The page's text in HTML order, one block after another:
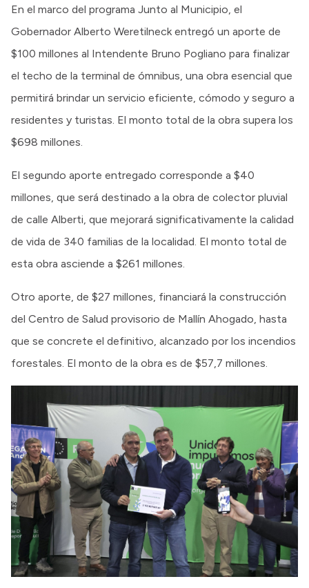
En el marco del programa Junto al Municipio, el
Gobernador Alberto Weretilneck entregó un aporte de
$100 millones al Intendente Bruno Pogliano para finalizar
el techo de la terminal de ómnibus, una obra esencial que
permitirá brindar un servicio eficiente, cómodo y seguro a
residentes y turistas. El monto total de la obra supera los
$698 millones.
El segundo aporte entregado corresponde a $40
millones, que será destinado a la obra de colector pluvial
de calle Alberti, que mejorará significativamente la calidad
de vida de 340 familias de la localidad. El monto total de
esta obra asciende a $261 millones.
Otro aporte, de $27 millones, financiará la construcción
del Centro de Salud provisorio de Mallín Ahogado, hasta
que se concrete el definitivo, alcanzado por los incendios
forestales. El monto de la obra es de $57,7 millones.